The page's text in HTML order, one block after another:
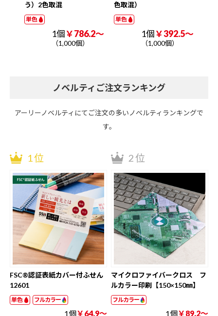
色取混）
単色
1個￥392.5～
（1,000個）
ノベルティご注文ランキング
アーリーノベルティにてご注文の多いノベルティランキングで
す。
1位
FSC®認証表紙カバー付ふせん
12601
単色 フルカラー
1個￥64.9～
2位
マイクロファイバークロス フ
ルカラー印刷【150×150㎜】
フルカラー
1個￥89.2～